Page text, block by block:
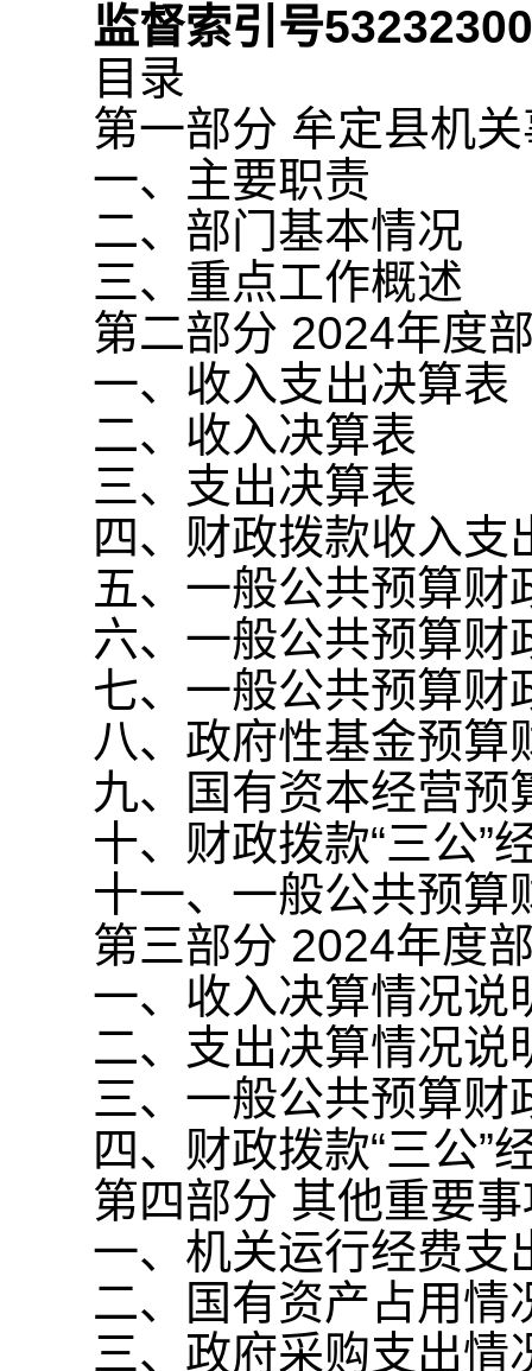
监督索引号
目录
第一部分 牟定县机
一、主要职责
二、部门基本情况
三、重点工作概述
第二部分 2024年度
一、收入支出决算表
二、收入决算表
三、支出决算表
四、财政拨款收入支
五、一般公共预算财
六、一般公共预算财
七、一般公共预算财
八、政府性基金预算
九、国有资本经营预
十、财政拨款“三公”
十一、一般公共预算
第三部分 2024年度
一、收入决算情况说
二、支出决算情况说
三、一般公共预算财
四、财政拨款“三公”
第四部分 其他重要
一、机关运行经费支
二、国有资产占用情
三、政府采购支出情